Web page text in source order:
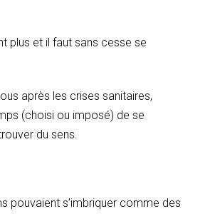
plus et il faut sans cesse se
après les crises sanitaires,
(choisi ou imposé) de se
du sens.
pouvaient s’imbriquer comme des